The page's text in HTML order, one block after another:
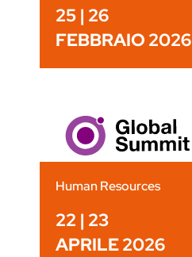
25 | 26
FEBBRAIO 2026
Human Resources
22 | 23
APRILE 2026